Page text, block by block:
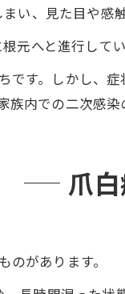
い、見た目や感
元へと進行してい
です。しかし、
内での二次感染
爪
があります。